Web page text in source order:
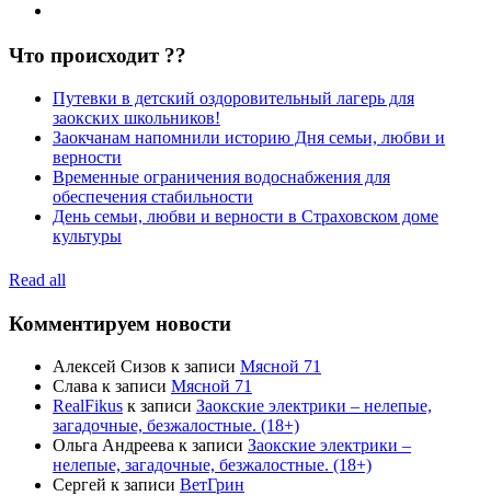
Что происходит ??
Путевки в детский оздоровительный лагерь для
заокских школьников!
Заокчанам напомнили историю Дня семьи, любви и
верности
Временные ограничения водоснабжения для
обеспечения стабильности
День семьи, любви и верности в Страховском доме
культуры
Read all
Комментируем новости
Алексей Сизов к записи Мясной 71
Слава к записи Мясной 71
RealFikus к записи Заокские электрики – нелепые,
загадочные, безжалостные. (18+)
Ольга Андреева к записи Заокские электрики –
нелепые, загадочные, безжалостные. (18+)
Сергей к записи ВетГрин